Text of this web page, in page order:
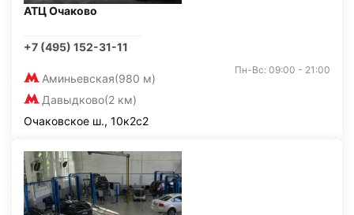
АТЦ Очаково
+7 (495) 152-31-11
Аминьевская(980 м)
Давыдково(2 км)
Пн-Вс: 09:00 - 21:00
Очаковское ш., 10к2с2